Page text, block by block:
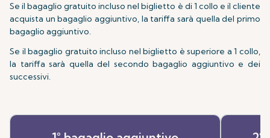
Se il bagaglio gratuito incluso nel biglietto è di 1 collo e il cliente
acquista un bagaglio aggiuntivo, la tariffa sarà quella del primo
bagaglio aggiuntivo.
Se il bagaglio gratuito incluso nel biglietto è superiore a 1 collo,
la tariffa sarà quella del secondo bagaglio aggiuntivo e dei
successivi.